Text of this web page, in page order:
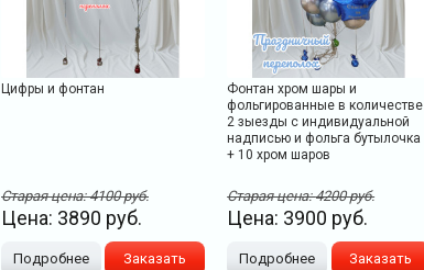
Цифры и фонтан
Старая цена:4100руб.
Цена: 3890 руб.
Подробнее Заказать
Фонтан хром шары и
фольгированные в количестве
2 зыезды с индивидуальной
надписью и фольга бутылочка
+ 10 хром шаров
Старая цена:4200руб.
Цена: 3900 руб.
Подробнее Заказать